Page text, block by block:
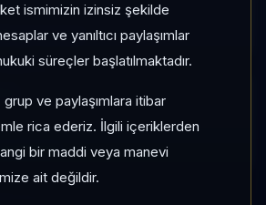
ismimizin izinsiz şekilde
ve yanıltıcı paylaşımlar
süreçler başlatılmaktadır.
ve paylaşımlara itibar
rica ederiz. İlgili içeriklerden
bir maddi veya manevi
ait değildir.
içi sıra